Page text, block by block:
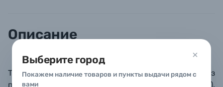
Выберите город
Покажем наличие товаров и пункты выдачи рядом с
вами
Описание
Традиционный фотоальбом с белыми листами из
плотной, очищенной от кислот бумаги (180 г/м.кв),